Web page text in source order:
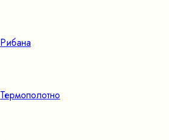
Рибана
Термополотно